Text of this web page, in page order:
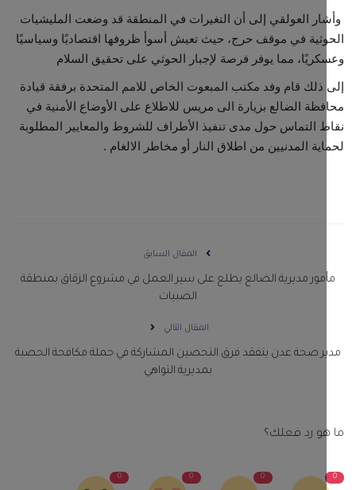
العولقي إلى أن التغيرات في المنطقة قد وضعت المليشيات
في موقف حرج، حيث تعيش أسوأ ظروفها اقتصاديًا وسياسيًا
مما يوفر فرصة لإجبار الحوثي على تحقيق السلام
ذلك قام وفد مكتب المبعوت الخاص للامم المتحدة برفقة قيادة
الضالع بزيارة الى مريس للاطلاع على الأوضاع الأمنية في
التماس حول مدى تنفيذ الأطراف للشروط والمعايير المطلوبة
المدنيين من اطلاق النار أو مخاطر الالغام .
المقال السابق
مديرية الضالع يطلع على سير العمل في مشروع الزقاق بمنطقة
الضبيات
المقال التالي
صحة عدن يتفقد فرق التحصين المشاركة في حملة مكافحة الحصبة
بمديرية التواهي
رد فعلك؟